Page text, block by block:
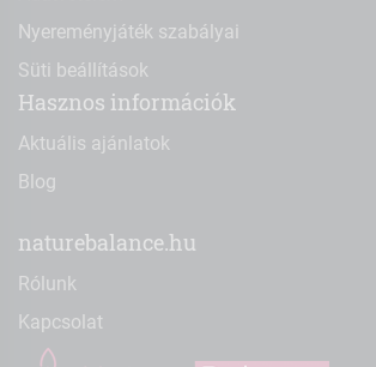
Nyereményjáték szabályai
Süti beállítások
Hasznos információk
Aktuális ajánlatok
Blog
naturebalance.hu
Rólunk
Kapcsolat